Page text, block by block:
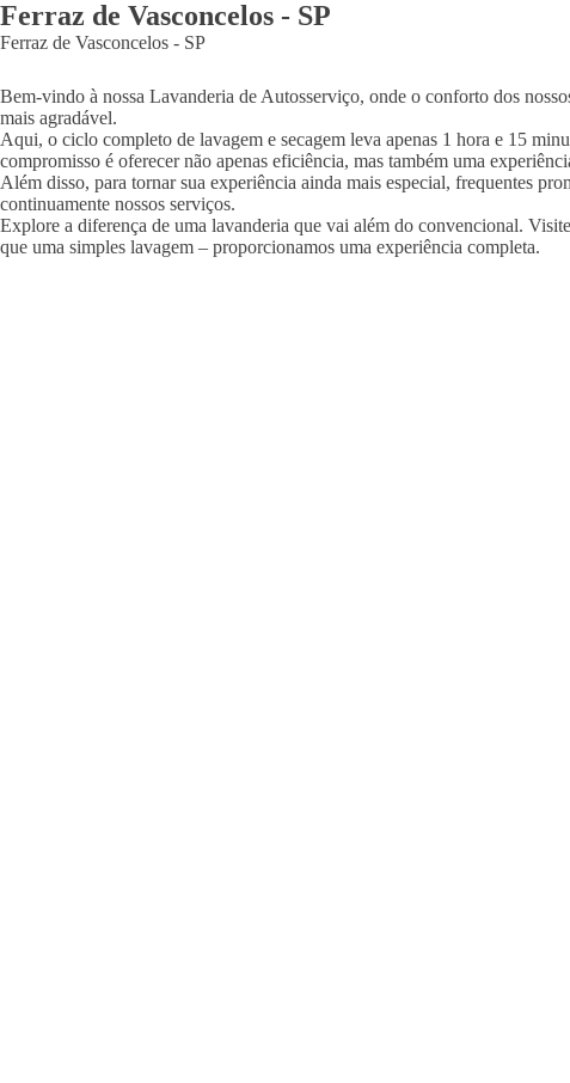
Ferraz de Vasconcelos - SP
Ferraz de Vasconcelos - SP
Bem-vindo à nossa Lavanderia de Autosserviço, onde o conforto dos
mais agradável.
Aqui, o ciclo completo de lavagem e secagem leva apenas 1 hora e 15
compromisso é oferecer não apenas eficiência, mas também uma
Além disso, para tornar sua experiência ainda mais especial, frequentes
continuamente nossos serviços.
Explore a diferença de uma lavanderia que vai além do convencional.
que uma simples lavagem – proporcionamos uma experiência completa.